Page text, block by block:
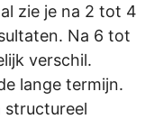
zie je na 2 tot 4
Na 6 tot
verschil.
lange termijn.
structureel